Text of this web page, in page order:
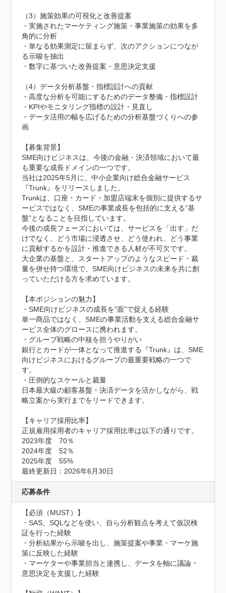
（3）施策効果の可視化と改善提案
・実施されたマーケティング施策・事業施策の効果を多
角的に分析
・単なる効果測定に留まらず、次のアクションにつなが
る示唆を抽出
・数字に基づいた改善提案・意思決定支援
（4）データ分析基盤・指標設計への貢献
・高度な分析を可能にするためのデータ整備・指標設計
・KPIやモニタリング指標の設計・見直し
・データ活用の幅を広げるための分析基盤づくりへの参
画
【募集背景】
SME向けビジネスは、今後の金融・決済領域において最
も重要な成長ドメインの一つです。
当社は2025年5月に、中小企業向け総合金融サービス
『Trunk』をリリースしました。
Trunkは、口座・カード・加盟店端末を個別に提供するサ
ービスではなく、SMEの事業成長を包括的に支える“基
盤”となることを目指しています。
今後の成長フェーズにおいては、サービスを「出す」だ
けでなく、どう市場に浸透させ、どう使われ、どう事業
に貢献するかを設計・推進できる人材が不可欠です。
大企業の基盤と、スタートアップのようなスピード・裁
量を併せ持つ環境で、SME向けビジネスの未来を共に創
っていただける方を求めています。
【本ポジションの魅力】
・SME向けビジネスの成長を“面”で捉える経験
単一商品ではなく、SMEの事業活動を支える総合金融サ
ービス全体のグロースに携われます。
・グループ戦略の中核を担うやりがい
銀行とカードが一体となって推進する『Trunk』は、SME
向けビジネスにおけるグループの最重要戦略の一つで
す。
・圧倒的なスケールと裁量
日本最大級の顧客基盤・決済データを活かしながら、戦
略立案から実行までをリードできます。
【キャリア採用比率】
正規雇用採用者のキャリア採用比率は以下の通りです。
2023年度　70％
2024年度　52％
2025年度　55%
最終更新日：2026年6月30日
応募条件
【必須（MUST）】
・SAS、SQLなどを使い、自ら分析観点を考えて仮説検
証を行った経験
・分析結果から示唆を出し、施策提案や事業・マーケ施
策に反映した経験
・マーケターや事業担当と連携し、データを軸に議論・
意思決定を支援した経験